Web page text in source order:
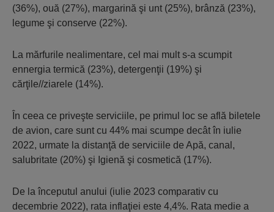
(36%), ouă (27%), margarină şi unt (25%), brânză (23%),
legume şi conserve (22%).
La mărfurile nealimentare, cel mai mult s-a scumpit
ennergia termică (23%), detergenţii (19%) şi
cărţile//ziarele (14%).
În ceea ce priveşte serviciile, pe primul loc se află biletele
de avion, care sunt cu 44% mai scumpe decât în iulie
2022, urmate la distanţă de serviciile de Apă, canal,
salubritate (20%) şi Igienă şi cosmetică (17%).
De la începutul anului (iulie 2023 comparativ cu
decembrie 2022), rata inflaţiei este 4,4%. Rata medie a